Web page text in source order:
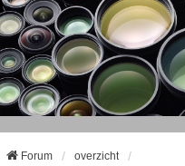
Forum overzicht